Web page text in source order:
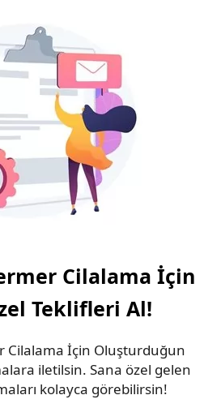
Cilalama İçin
Teklifleri Al!
Cilalama İçin Oluşturduğun
iletilsin. Sana özel gelen
kolayca görebilirsin!